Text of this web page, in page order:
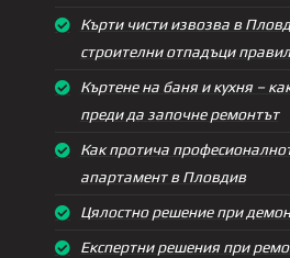
Кърти чисти извозва в
строителни отпадъци
Къртене на баня и кухня –
преди да започне ремонтът
Как протича
апартамент в Пловдив
Цялостно решение при
Експертни решения при